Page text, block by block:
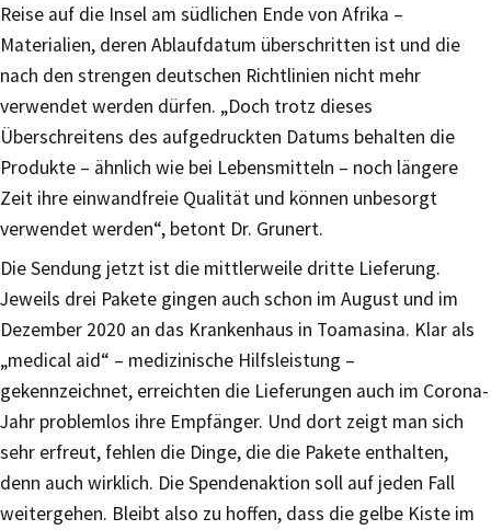
Reise auf die Insel am südlichen Ende von Afrika –
Materialien, deren Ablaufdatum überschritten ist und die
nach den strengen deutschen Richtlinien nicht mehr
verwendet werden dürfen. „Doch trotz dieses
Überschreitens des aufgedruckten Datums behalten die
Produkte – ähnlich wie bei Lebensmitteln – noch längere
Zeit ihre einwandfreie Qualität und können unbesorgt
verwendet werden“, betont Dr. Grunert.
Die Sendung jetzt ist die mittlerweile dritte Lieferung.
Jeweils drei Pakete gingen auch schon im August und im
Dezember 2020 an das Krankenhaus in Toamasina. Klar als
„medical aid“ – medizinische Hilfsleistung –
gekennzeichnet, erreichten die Lieferungen auch im Corona-
Jahr problemlos ihre Empfänger. Und dort zeigt man sich
sehr erfreut, fehlen die Dinge, die die Pakete enthalten,
denn auch wirklich. Die Spendenaktion soll auf jeden Fall
weitergehen. Bleibt also zu hoffen, dass die gelbe Kiste im